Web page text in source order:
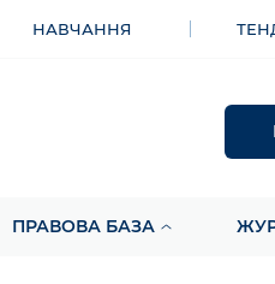
НАВЧАННЯ
ПРАВОВА БАЗА